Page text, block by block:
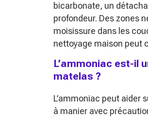
bicarbonate, un
profondeur. Des zones
moisissure dans les
nettoyage maison peut
L’ammoniac est-il
matelas ?
L’ammoniac peut aider
à manier avec